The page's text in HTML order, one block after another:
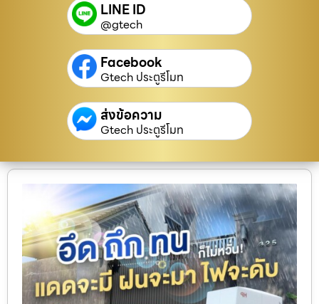
LINE ID
@gtech
Facebook
Gtech ประตูรีโมท
ส่งข้อความ
Gtech ประตูรีโมท